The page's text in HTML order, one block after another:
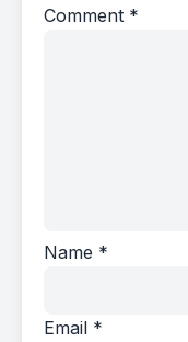
Comment *
Name *
Email *